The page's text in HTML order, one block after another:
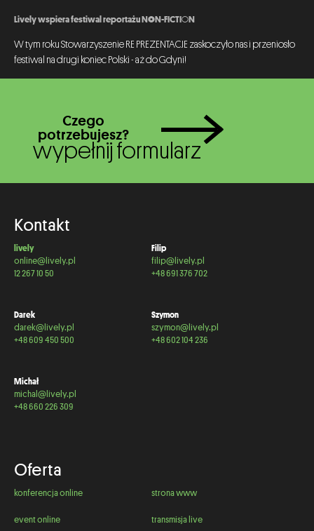
Lively wspiera festiwal reportażu NON-FICTION
W tym roku Stowarzyszenie RE PREZENTACJE zaskoczyło nas i przeniosło
festiwal na drugi koniec Polski - aż do Gdyni!
Czego
potrzebujesz?
wypełnij formularz
Kontakt
lively
online@lively.pl
12 267 10 50
Darek
darek@lively.pl
+48 609 450 500
Michał
michal@lively.pl
+48 660 226 309
Filip
filip@lively.pl
+48 691 376 702
Szymon
szymon@lively.pl
+48 602 104 236
Oferta
konferencja online
event online
strona www
transmisja live